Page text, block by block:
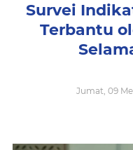
Survei
Terbantu
Jumat, 09